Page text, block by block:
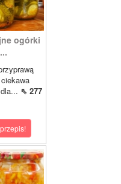
ogórki
⇖ 277